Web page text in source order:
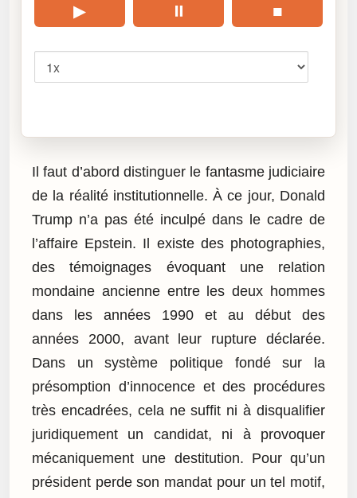
▶ ⏸ ■
Il faut d’abord distinguer le fantasme judiciaire
de la réalité institutionnelle. À ce jour, Donald
Trump n’a pas été inculpé dans le cadre de
l’affaire Epstein. Il existe des photographies,
des témoignages évoquant une relation
mondaine ancienne entre les deux hommes
dans les années 1990 et au début des
années 2000, avant leur rupture déclarée.
Dans un système politique fondé sur la
présomption d’innocence et des procédures
très encadrées, cela ne suffit ni à disqualifier
juridiquement un candidat, ni à provoquer
mécaniquement une destitution. Pour qu’un
président perde son mandat pour un tel motif,